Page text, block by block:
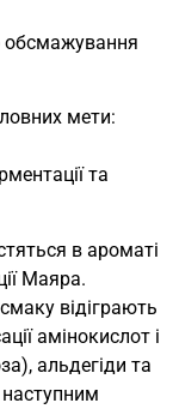
обсмажування
мети:
та
в ароматі
Маяра.
відіграють
амінокислот і
альдегіди та
наступним